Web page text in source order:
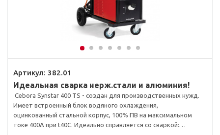
Артикул: 382.01
Идеальная сварка нерж.стали и алюминия!
Cebora Synstar 400 TS - создан для производственных нужд.
Имеет встроенный блок водяного охлаждения,
оцинкованный стальной корпус, 100% ПВ на максимальном
токе 400А при t40C. Идеально справляется со сваркой: